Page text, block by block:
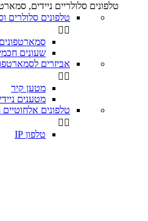
טלפונים סלולריים ניידים,
טלפונים סלולרים
 
סמארטפונים
שעונים
אביזרים
 
מטען קיר
מטענים
טלפונים אלחוטיים
 
טלפון IP